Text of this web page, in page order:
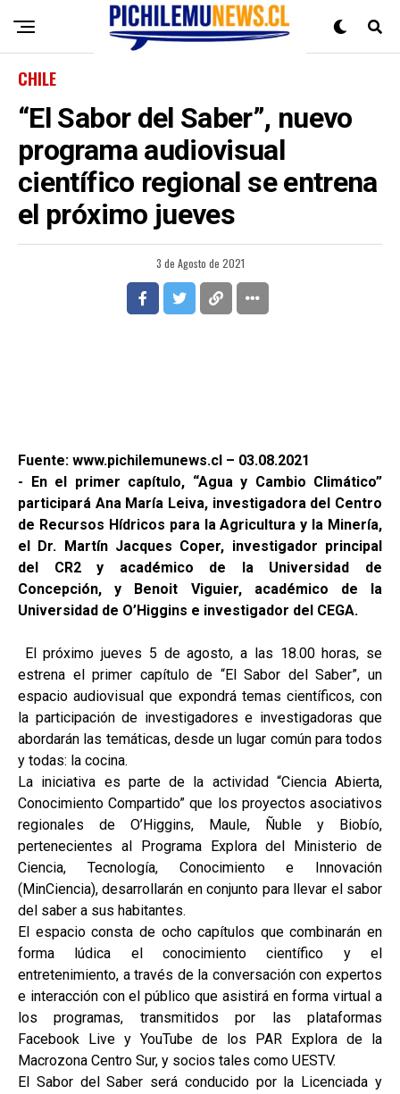
CHILE
“El Sabor del Saber”, nuevo
programa audiovisual
científico regional se entrena
el próximo jueves
3 de Agosto de 2021
Fuente: www.pichilemunews.cl – 03.08.2021
- En el primer capítulo, “Agua y Cambio Climático”
participará Ana María Leiva, investigadora del Centro
de Recursos Hídricos para la Agricultura y la Minería,
el Dr. Martín Jacques Coper, investigador principal
del CR2 y académico de la Universidad de
Concepción, y Benoit Viguier, académico de la
Universidad de O’Higgins e investigador del CEGA.
El próximo jueves 5 de agosto, a las 18.00 horas, se
estrena el primer capítulo de “El Sabor del Saber”, un
espacio audiovisual que expondrá temas científicos, con
la participación de investigadores e investigadoras que
abordarán las temáticas, desde un lugar común para todos
y todas: la cocina.
La iniciativa es parte de la actividad “Ciencia Abierta,
Conocimiento Compartido” que los proyectos asociativos
regionales de O’Higgins, Maule, Ñuble y Biobío,
pertenecientes al Programa Explora del Ministerio de
Ciencia, Tecnología, Conocimiento e Innovación
(MinCiencia), desarrollarán en conjunto para llevar el sabor
del saber a sus habitantes.
El espacio consta de ocho capítulos que combinarán en
forma lúdica el conocimiento científico y el
entretenimiento, a través de la conversación con expertos
e interacción con el público que asistirá en forma virtual a
los programas, transmitidos por las plataformas
Facebook Live y YouTube de los PAR Explora de la
Macrozona Centro Sur, y socios tales como UESTV.
El Sabor del Saber será conducido por la Licenciada y